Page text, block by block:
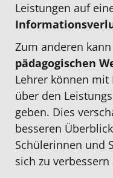
Leistungen auf
Zum anderen
pädagogischen
Lehrer können mit
über den
geben. Dies
besseren
Schülerinnen und
sich zu